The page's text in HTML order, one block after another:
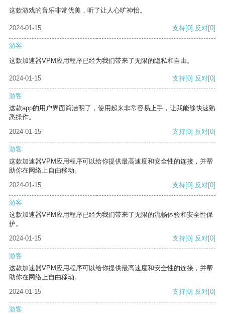
这款游戏的音乐非常优美，听了让人心旷神怡。
2024-01-15 支持[0] 反对[0]
游客
这款加速器VPM应用程序已经为我们带来了无限的隐私和自由。
2024-01-15 支持[0] 反对[0]
游客
这款app的用户界面简洁明了，使用起来非常容易上手，让我能够快速熟
悉操作。
2024-01-15
支持[0] 反对[0]
游客
这款加速器VPM应用程序可以给你提供最高速度和安全性的连接，并帮
助你在网络上自由移动。
2024-01-15
支持[0] 反对[0]
游客
这款加速器VPM应用程序已经为我们带来了无限的流畅体验和安全性保
护。
2024-01-15
支持[0] 反对[0]
游客
这款加速器VPM应用程序可以给你提供最高速度和安全性的连接，并帮
助你在网络上自由移动。
2024-01-15
支持[0] 反对[0]
游客